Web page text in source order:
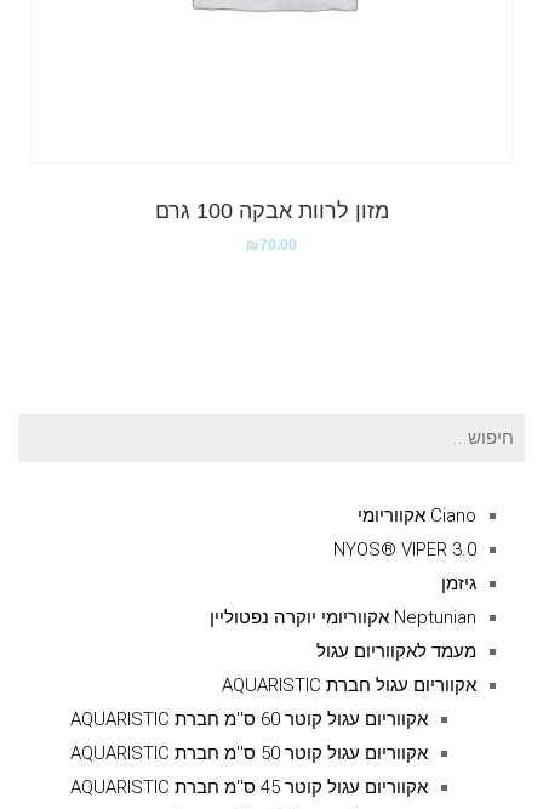
מזון לרוות אבקה 100 גרם
₪70.00
חיפוש
Ciano אקווריומי
NYOS® VIPER 3.0
גיזמן
Neptunian אקווריומי יוקרה נפטוליין
מעמד לאקווריום עגול
אקווריום עגול חברת AQUARISTIC
אקווריום עגול קוטר 60 ס''מ חברת AQUARISTIC
אקווריום עגול קוטר 50 ס''מ חברת AQUARISTIC
אקווריום עגול קוטר 45 ס''מ חברת AQUARISTIC